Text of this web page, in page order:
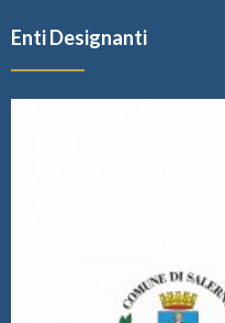
Enti Designanti